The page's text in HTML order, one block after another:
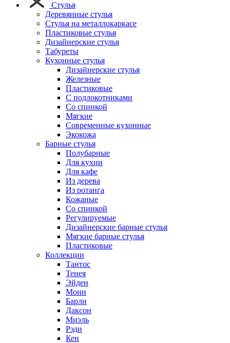
Стулья
Деревянные стулья
Стулья на металлокаркасе
Пластиковые стулья
Дизайнерские стулья
Табуреты
Кухонные стулья
Дизайнерские стулья
Железные
Пластиковые
С подлокотниками
Со спинкой
Мягкие
Современные кухонные
Экокожа
Барные стулья
Полубарные
Для кухни
Для кафе
Из дерева
Из ротанга
Кожаные
Со спинкой
Регулируемые
Дизайнерские барные стулья
Мягкие барные стулья
Пластиковые
Коллекции
Тантос
Тенея
Эйден
Мони
Барли
Даксон
Миэль
Рэди
Кен